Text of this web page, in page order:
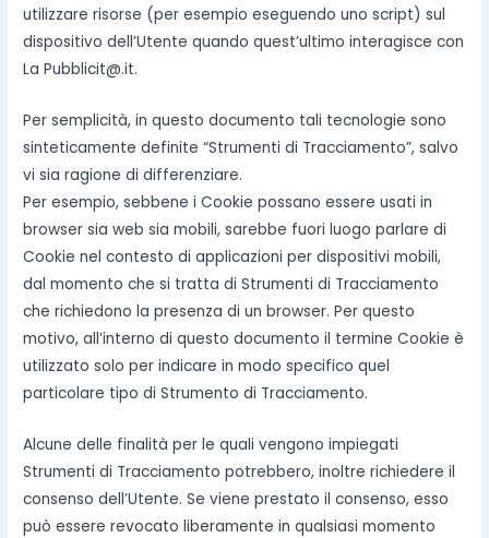
utilizzare risorse (per esempio eseguendo uno script) sul
dispositivo dell’Utente quando quest’ultimo interagisce con
La Pubblicit@.it.
Per semplicità, in questo documento tali tecnologie sono
sinteticamente definite “Strumenti di Tracciamento”, salvo
vi sia ragione di differenziare.
Per esempio, sebbene i Cookie possano essere usati in
browser sia web sia mobili, sarebbe fuori luogo parlare di
Cookie nel contesto di applicazioni per dispositivi mobili,
dal momento che si tratta di Strumenti di Tracciamento
che richiedono la presenza di un browser. Per questo
motivo, all’interno di questo documento il termine Cookie è
utilizzato solo per indicare in modo specifico quel
particolare tipo di Strumento di Tracciamento.
Alcune delle finalità per le quali vengono impiegati
Strumenti di Tracciamento potrebbero, inoltre richiedere il
consenso dell’Utente. Se viene prestato il consenso, esso
può essere revocato liberamente in qualsiasi momento